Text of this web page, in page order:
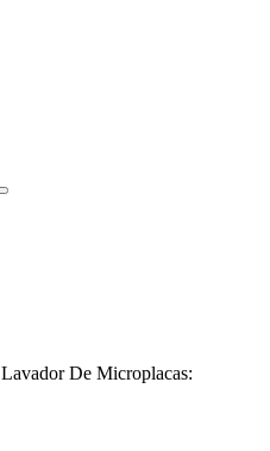
Lavador De Microplacas: